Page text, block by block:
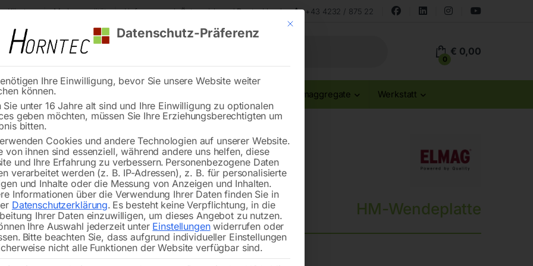
Kärnten Markenqualität Lieferung nach Österreich und Deutschland +43 4232 / 875 22
0
€ 0,00
Reinigung Stromaggregate Werkstatt
🔍
HM-Wendeplatte
VBMT 160408 NN LT 1000
Mit diesem Button wird der Dialog geschlossen. Seine Funktionalität ist
Datenschutz-Präferenz
Ihre Einwilligung, bevor Sie unsere Website weiter
können.
Sie unter 16 Jahre alt sind und Ihre Einwilligung zu optionalen
geben möchten, müssen Sie Ihre Erziehungsberechtigten um
bitten.
Cookies und andere Technologien auf unserer Website.
von ihnen sind essenziell, während andere uns helfen, diese
und Ihre Erfahrung zu verbessern. Personenbezogene Daten
verarbeitet werden (z. B. IP-Adressen), z. B. für personalisierte
und Inhalte oder die Messung von Anzeigen und Inhalten.
Informationen über die Verwendung Ihrer Daten finden Sie in
Datenschutzerklärung. Es besteht keine Verpflichtung, in die
Ihrer Daten einzuwilligen, um dieses Angebot zu nutzen.
Ihre Auswahl jederzeit unter Einstellungenwiderrufen oder
Bitte beachten Sie, dass aufgrund individueller Einstellungen
nicht alle Funktionen der Website verfügbar sind.